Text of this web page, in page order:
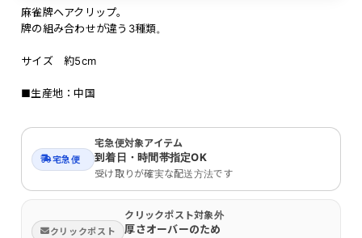
麻雀牌ヘアクリップ。
牌の組み合わせが違う3種類。
サイズ 約5cm
■生産地：中国
宅急便
宅急便対象アイテム
到着日・時間帯指定OK
受け取りが確実な配送方法です
クリックポスト
クリックポスト対象外
厚さオーバーのため